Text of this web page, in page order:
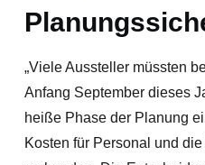
„Viele Aussteller müssten
Anfang September dieses
heiße Phase der Planung
Kosten für Personal und